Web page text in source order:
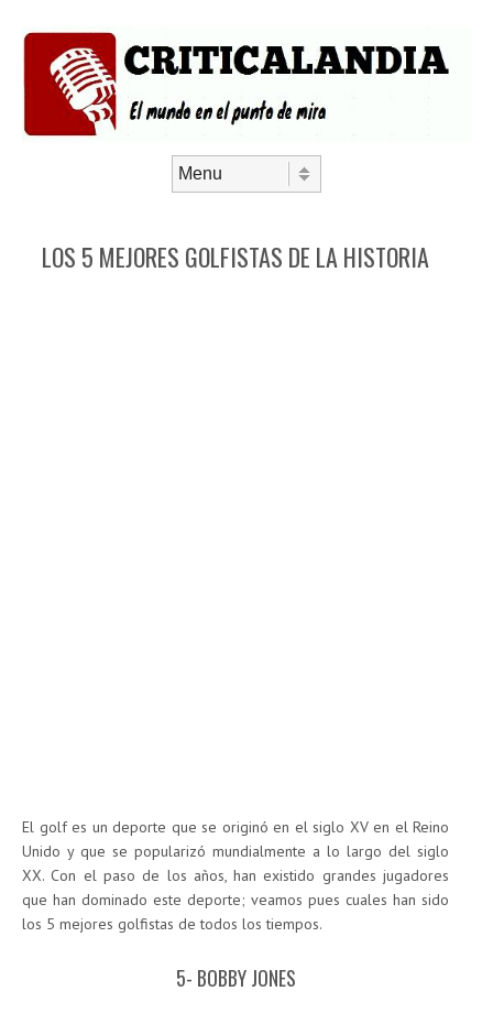
LOS 5 MEJORES GOLFISTAS DE LA HISTORIA
El golf es un deporte que se originó en el siglo XV en el Reino
Unido y que se popularizó mundialmente a lo largo del siglo
XX. Con el paso de los años, han existido grandes jugadores
que han dominado este deporte; veamos pues cuales han sido
los 5 mejores golfistas de todos los tiempos.
5- BOBBY JONES